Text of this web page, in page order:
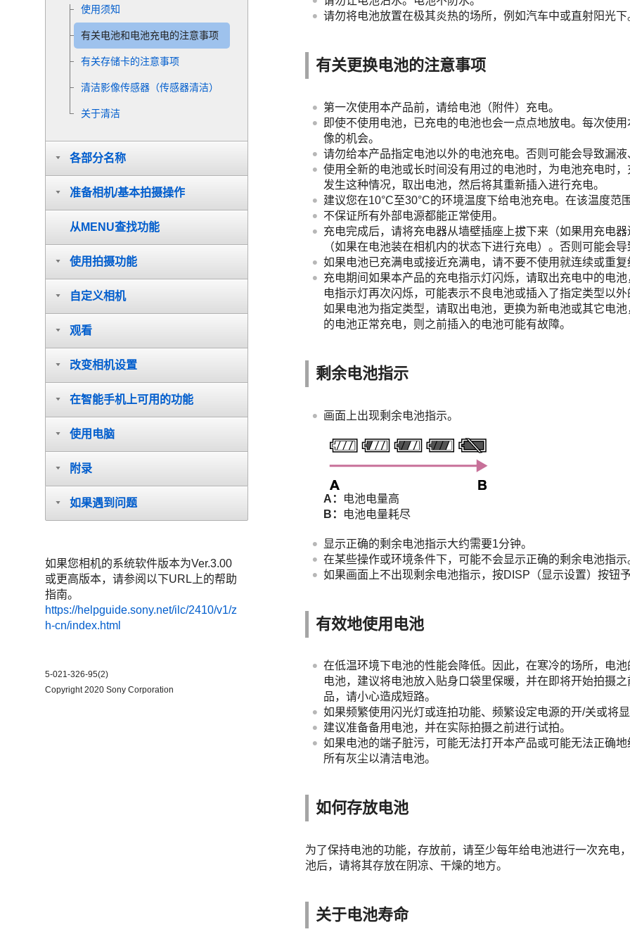
请勿将电池放置在极其炎热的场所，例如汽车中或直射阳光下
有关更换电池的注意事项
第一次使用本产品前，请给电池（附件）充电。
即使不使用电池，已充电的电池也会一点点地放电。每次使
像的机会。
请勿给本产品指定电池以外的电池充电。否则可能会导致漏液
使用全新的电池或长时间没有用过的电池时，为电池充电时
发生这种情况，取出电池，然后将其重新插入进行充电。
建议您在10°C至30°C的环境温度下给电池充电。在该温度范
不保证所有外部电源都能正常使用。
充电完成后，请将充电器从墙壁插座上拔下来（如果用充电
（如果在电池装在相机内的状态下进行充电）。否则可能会导
如果电池已充满电或接近充满电，请不要不使用就连续或重
充电期间如果本产品的充电指示灯闪烁，请取出充电中的电
电指示灯再次闪烁，可能表示不良电池或插入了指定类型以
如果电池为指定类型，请取出电池，更换为新电池或其它电
的电池正常充电，则之前插入的电池可能有故障。
剩余电池指示
画面上出现剩余电池指示。
A：
电池电量高
B：
电池电量耗尽
显示正确的剩余电池指示大约需要1分钟。
在某些操作或环境条件下，可能不会显示正确的剩余电池指示
如果画面上不出现剩余电池指示，按DISP （显示设置）按钮
有效地使用电池
在低温环境下电池的性能会降低。因此，在寒冷的场所，电
电池，建议将电池放入贴身口袋里保暖，并在即将开始拍摄
品，请小心造成短路。
如果频繁使用闪光灯或连拍功能、频繁设定电源的开/关或将
建议准备备用电池，并在实际拍摄之前进行试拍。
如果电池的端子脏污，可能无法打开本产品或可能无法正确
所有灰尘以清洁电池。
如何存放电池
为了保持电池的功能，存放前，请至少每年给电池进行一次充电
池后，请将其存放在阴凉、干燥的地方。
关于电池寿命
使用须知
有关电池和电池充电的注意事项
有关存储卡的注意事项
清洁影像传感器（传感器清洁）
关于清洁
各部分名称
准备相机/基本拍摄操作
从MENU查找功能
使用拍摄功能
自定义相机
观看
改变相机设置
在智能手机上可用的功能
使用电脑
附录
如果遇到问题
如果您相机的系统软件版本为Ver.3.00
或更高版本，请参阅以下URL上的帮助
指南。
https://helpguide.sony.net/ilc/2410/v1/z
h-cn/index.html
5-021-326-95(2)
Copyright 2020 Sony Corporation